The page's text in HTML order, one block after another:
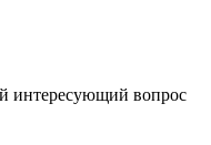
интересующий вопрос